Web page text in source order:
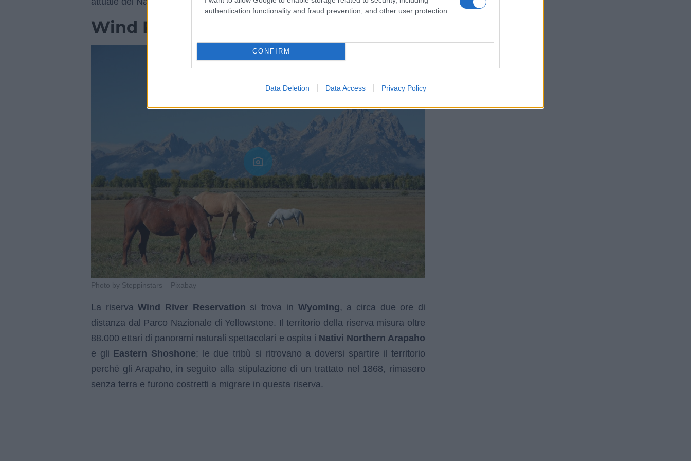
authentication functionality and fraud prevention, and other user protection.
CONFIRM
Data Deletion Data Access Privacy Policy
Wind River Reservation in Wyoming
Photo by Steppinstars – Pixabay
La riservaWind River Reservation si trova in Wyoming, a circa due ore di
distanza dal Parco Nazionale di Yellowstone. Il territorio della riserva misura oltre
88.000 ettari di panorami naturali spettacolari e ospita i Nativi Northern Arapaho
e gli Eastern Shoshone; le due tribù si ritrovano a doversi spartire il territorio
perché gli Arapaho, in seguito alla stipulazione di un trattato nel 1868, rimasero
senza terra e furono costretti a migrare in questa riserva.